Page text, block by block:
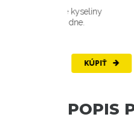
Pri
7,20 €
POPIS